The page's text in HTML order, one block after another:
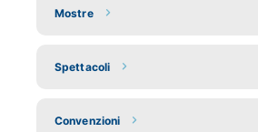
Mostre
Spettacoli
Convenzioni